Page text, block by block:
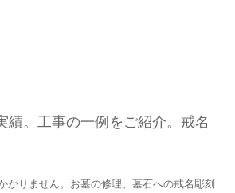
績。工事の一例をご紹介。戒名
かりません。お墓の修理、墓石への戒名彫刻